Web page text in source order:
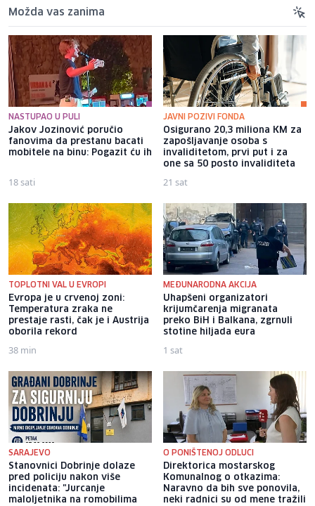
Možda vas zanima
NASTUPAO U PULI
Jakov Jozinović poručio
fanovima da prestanu bacati
mobitele na binu: Pogazit ću ih
18 sati
JAVNI POZIVI FONDA
Osigurano 20,3 miliona KM za
zapošljavanje osoba s
invaliditetom, prvi put i za
one sa 50 posto invaliditeta
21 sat
TOPLOTNI VAL U EVROPI
Evropa je u crvenoj zoni:
Temperatura zraka ne
prestaje rasti, čak je i Austrija
oborila rekord
38 min
MEĐUNARODNA AKCIJA
Uhapšeni organizatori
krijumčarenja migranata
preko BiH i Balkana, zgrnuli
stotine hiljada eura
1 sat
SARAJEVO
Stanovnici Dobrinje dolaze
pred policiju nakon više
incidenata: "Jurcanje
maloljetnika na romobilima
O PONIŠTENOJ ODLUCI
Direktorica mostarskog
Komunalnog o otkazima:
Naravno da bih sve ponovila,
neki radnici su od mene tražili